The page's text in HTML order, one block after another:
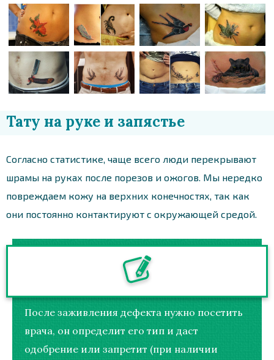
Тату на руке и запястье
Согласно статистике, чаще всего люди перекрывают
шрамы на руках после порезов и ожогов. Мы нередко
повреждаем кожу на верхних конечностях, так как
они постоянно контактируют с окружающей средой.
После заживления дефекта нужно посетить
врача, он определит его тип и даст
одобрение или запретит (при наличии